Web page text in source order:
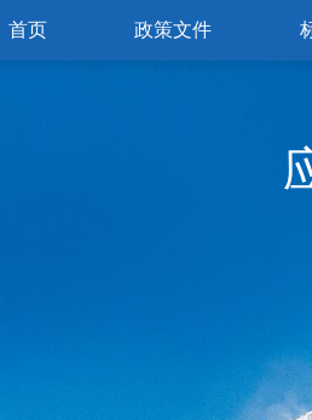
首页 政策文件